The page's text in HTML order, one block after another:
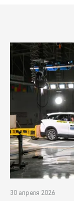
30 апреля 2026